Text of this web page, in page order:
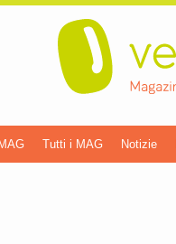
Tutti i MAG Notizie